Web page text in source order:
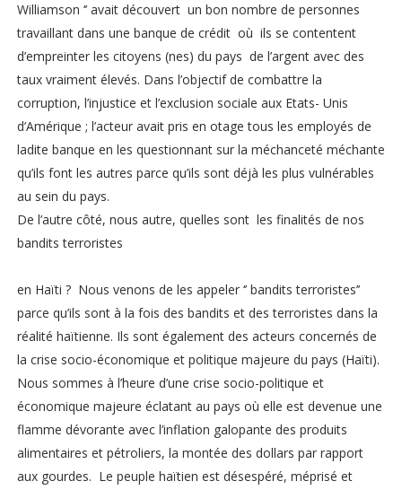
Williamson ‘’ avait découvert un bon nombre de personnes
travaillant dans une banque de crédit où ils se contentent
d’empreinter les citoyens (nes) du pays de l’argent avec des
taux vraiment élevés. Dans l’objectif de combattre la
corruption, l’injustice et l’exclusion sociale aux Etats- Unis
d’Amérique ; l’acteur avait pris en otage tous les employés de
ladite banque en les questionnant sur la méchanceté méchante
qu’ils font les autres parce qu’ils sont déjà les plus vulnérables
au sein du pays.
De l’autre côté, nous autre, quelles sont les finalités de nos
bandits terroristes
en Haïti ? Nous venons de les appeler ‘’ bandits terroristes’’
parce qu’ils sont à la fois des bandits et des terroristes dans la
réalité haïtienne. Ils sont également des acteurs concernés de
la crise socio-économique et politique majeure du pays (Haïti).
Nous sommes à l’heure d’une crise socio-politique et
économique majeure éclatant au pays où elle est devenue une
flamme dévorante avec l’inflation galopante des produits
alimentaires et pétroliers, la montée des dollars par rapport
aux gourdes. Le peuple haïtien est désespéré, méprisé et